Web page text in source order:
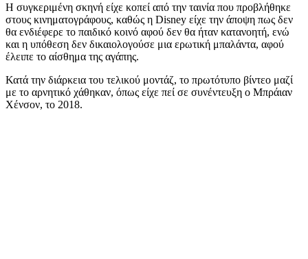
Η συγκεριμένη σκηνή είχε κοπεί από την ταινία που προβλήθηκε
στους κινηματογράφους, καθώς η Disney είχε την άποψη πως δεν
θα ενδιέφερε το παιδικό κοινό αφού δεν θα ήταν κατανοητή, ενώ
και η υπόθεση δεν δικαιολογούσε μια ερωτική μπαλάντα, αφού
έλειπε το αίσθημα της αγάπης.
Κατά την διάρκεια του τελικού μοντάζ, το πρωτότυπο βίντεο μαζί
με το αρνητικό χάθηκαν, όπως είχε πεί σε συνέντευξη ο Μπράιαν
Χένσον, το 2018.